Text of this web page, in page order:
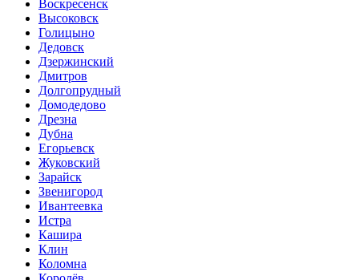
Воскресенск
Высоковск
Голицыно
Дедовск
Дзержинский
Дмитров
Долгопрудный
Домодедово
Дрезна
Дубна
Егорьевск
Жуковский
Зарайск
Звенигород
Ивантеевка
Истра
Кашира
Клин
Коломна